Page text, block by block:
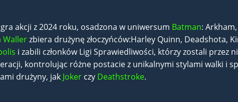
akcji z 2024 roku, osadzona w uniwersum Batman:
Wallerzbiera drużynę złoczyńców:Harley Quinn, Deadshota,
i zabili członków Ligi Sprawiedliwości, którzy zostali przez
kontrolując różne postacie z unikalnymi stylami walki i
drużyny, jak Joker czy Deathstroke.